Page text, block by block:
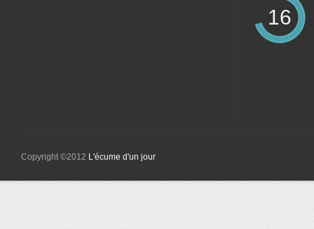
16
Copyright ©2012 L'écume d'un jour